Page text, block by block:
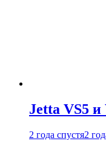
Jetta VS5
2 года спустя2